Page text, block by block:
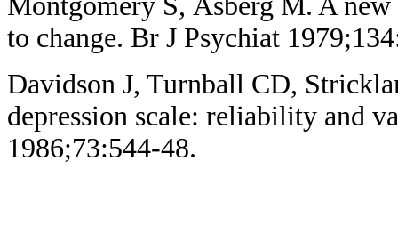
to change. Br J Psychiat
Davidson J, Turnball CD,
depression scale: reliability and
1986;73:544-48.